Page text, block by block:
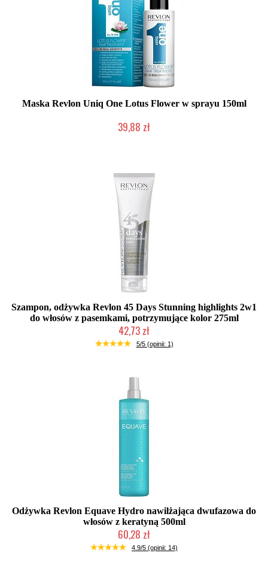
Maska Revlon Uniq One Lotus Flower w sprayu 150ml
39,88 zł
Szampon, odżywka Revlon 45 Days Stunning highlights 2w1
do włosów z pasemkami, potrzymujące kolor 275ml
42,73 zł
Duża ilość (wysyłka w 24h)
5/5 (opinii: 1)
Odżywka Revlon Equave Hydro nawilżająca dwufazowa do
włosów z keratyną 500ml
60,28 zł
Duża ilość (wysyłka w 24h)
4.9/5 (opinii: 14)